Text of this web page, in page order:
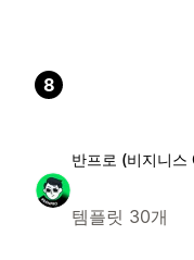
8
반프로 (비지니스
템플릿 30개